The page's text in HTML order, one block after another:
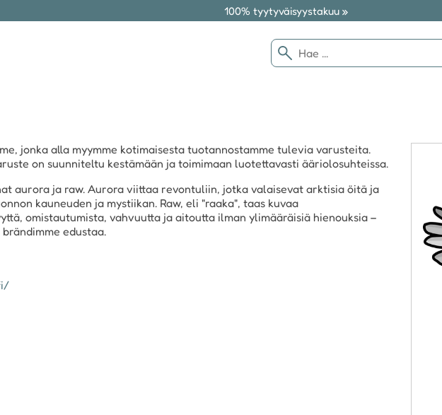
100% tyytyväisyystakuu »
jonka alla myymme kotimaisesta tuotannostamme tulevia varusteita.
on suunniteltu kestämään ja toimimaan luotettavasti ääriolosuhteissa.
aurora ja raw. Aurora viittaa revontuliin, jotka valaisevat arktisia öitä ja
kauneuden ja mystiikan. Raw, eli "raaka", taas kuvaa
omistautumista, vahvuutta ja aitoutta ilman ylimääräisiä hienouksia –
edustaa.